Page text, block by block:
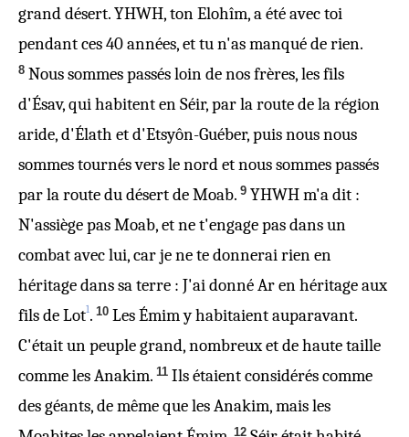
grand désert. YHWH, ton Elohîm, a été avec toi
pendant ces 40 années, et tu n'as manqué de rien.
8 Nous sommes passés loin de nos frères, les fils
d'Ésav, qui habitent en Séir, par la route de la région
aride, d'Élath et d'Etsyôn-Guéber, puis nous nous
sommes tournés vers le nord et nous sommes passés
par la route du désert de Moab. 9 YHWH m'a dit :
N'assiège pas Moab, et ne t'engage pas dans un
combat avec lui, car je ne te donnerai rien en
héritage dans sa terre : J'ai donné Ar en héritage aux
fils de Lot1. 10 Les Émim y habitaient auparavant.
C'était un peuple grand, nombreux et de haute taille
comme les Anakim. 11 Ils étaient considérés comme
des géants, de même que les Anakim, mais les
12